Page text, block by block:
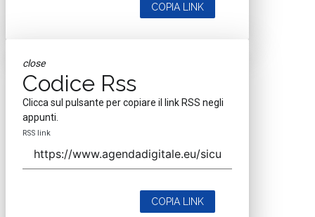
COPIA LINK
close
Codice Rss
Clicca sul pulsante per copiare il link RSS negli
appunti.
RSS link
COPIA LINK